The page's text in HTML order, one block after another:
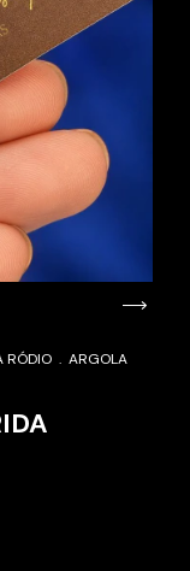
RÓDIO . ARGOLA